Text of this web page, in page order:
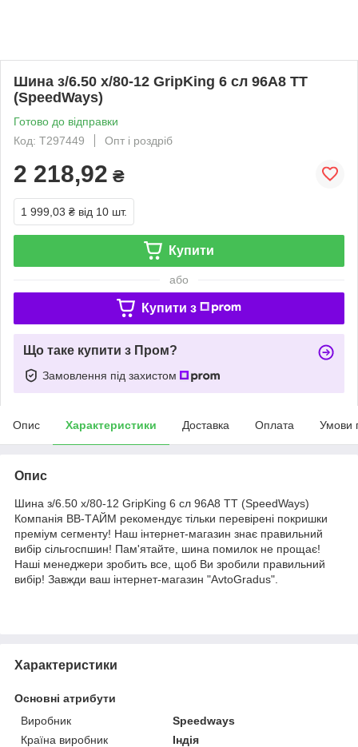
Шина з/6.50 х/80-12 GripKing 6 сл 96A8 TT
(SpeedWays)
Готово до відправки
Код: T297449
Опт і роздріб
2 218,92 ₴
1 999,03 ₴ від 10 шт.
Купити
або
Купити з
Що таке купити з Пром?
Замовлення під захистом
Опис Характеристики Доставка Оплата Умови
Опис
Шина з/6.50 х/80-12 GripKing 6 сл 96A8 TT (SpeedWays)
Компанія ВВ-ТАЙМ рекомендує тільки перевірені покришки
преміум сегменту! Наш інтернет-магазин знає правильний
вибір сільгоспшин! Пам'ятайте, шина помилок не прощає!
Наші менеджери зробить все, щоб Ви зробили правильний
вибір! Завжди ваш інтернет-магазин "AvtoGradus".
Характеристики
Основні атрибути
Виробник
Speedways
Країна виробник
Індія